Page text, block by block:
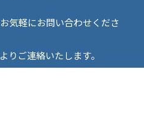
気軽にお問い合わせくださ
りご連絡いたします。